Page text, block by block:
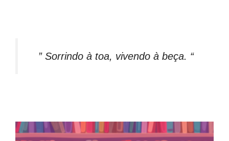
” Sorrindo à toa, vivendo à beça. “